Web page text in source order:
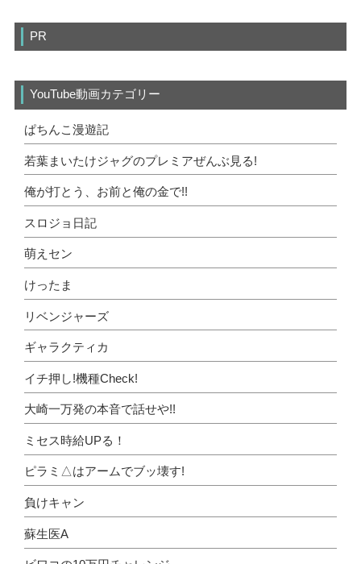
PR
YouTube動画カテゴリー
ぱちんこ漫遊記
若葉まいたけジャグのプレミアぜんぶ見る!
俺が打とう、お前と俺の金で!!
スロジョ日記
萌えセン
けったま
リベンジャーズ
ギャラクティカ
イチ押し!機種Check!
大崎一万発の本音で話せや!!
ミセス時給UPる！
ピラミ△はアームでブッ壊す!
負けキャン
蘇生医A